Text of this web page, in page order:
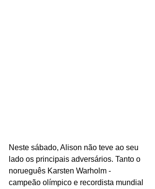
Neste sábado, Alison não teve ao seu
lado os principais adversários. Tanto o
norueguês Karsten Warholm -
campeão olímpico e recordista mundial